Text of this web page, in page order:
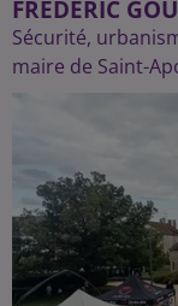
FRÉDÉRIC
Sécurité,
maire de Saint-